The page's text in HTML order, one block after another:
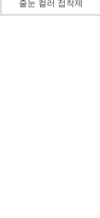
줄눈 컬러 접착제